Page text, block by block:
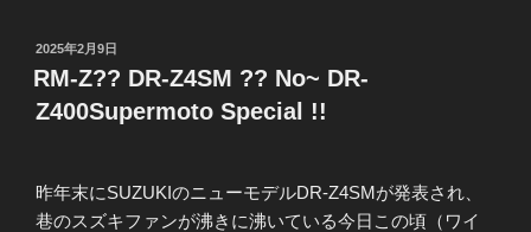
投
稿
日:
2025年2月9日
RM-Z?? DR-Z4SM ?? No~ DR-
Z400Supermoto Special !!
昨年末にSUZUKIのニューモデルDR-Z4SMが発表され、
巷のスズキファンが沸きに沸いている今日この頃（ワイ